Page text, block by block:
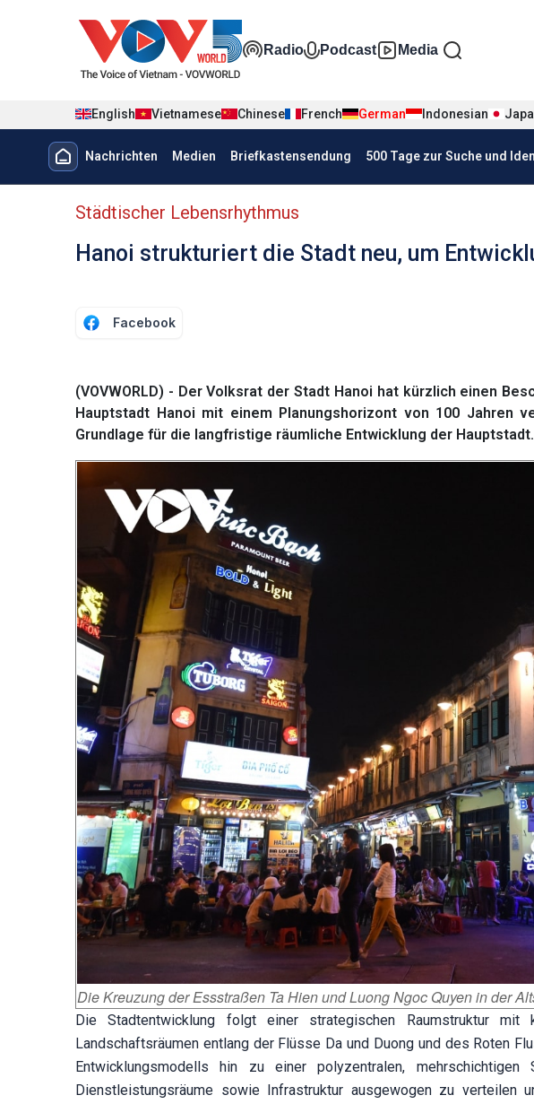
Đa phương tiện tiếng
Radio Podcast Media
English Vietnamese Chinese French German Indonesian
Menu trang chủ tiếng Đức
Nachrichten Medien Briefkastensendung 500 Tage zur Suche und
menu phụ tiếng Đức
Städtischer Lebensrhythmus
Hanoi strukturiert die Stadt neu, um
Facebook
(VOVWORLD) - Der Volksrat der Stadt Hanoi hat kürzlich einen
Hauptstadt Hanoi mit einem Planungshorizont von 100 Jahren
Grundlage für die langfristige räumliche Entwicklung der Hauptstadt.
Die Kreuzung der Essstraßen Ta Hien und Luong Ngoc Quyen in der
Die Stadtentwicklung folgt einer strategischen Raumstruktur mit
Landschaftsräumen entlang der Flüsse Da und Duong und des Roten
Entwicklungsmodells hin zu einer polyzentralen, mehrschichtigen
Dienstleistungsräume sowie Infrastruktur ausgewogen zu verteilen